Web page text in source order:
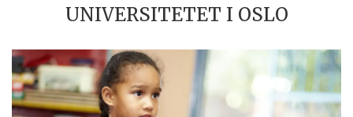
UNIVERSITETET I OSLO